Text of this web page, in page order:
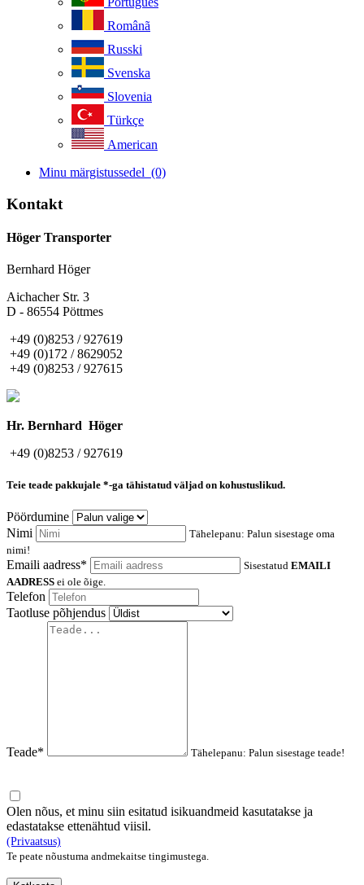
Românã
Russki
Svenska
Slovenia
Türkçe
American
Minu märgistussedel (0)
Kontakt
Höger Transporter
Bernhard Höger
Aichacher Str. 3
D - 86554 Pöttmes
+49 (0)8253 / 927619
+49 (0)172 / 8629052
+49 (0)8253 / 927615
Hr. Bernhard Höger
+49 (0)8253 / 927619
Teie teade pakkujale *-ga tähistatud väljad on kohustuslikud.
Pöördumine
Nimi
Tähelepanu: Palun sisestage oma
nimi!
Emaili aadress* Sisestatud EMAILI
AADRESS ei ole õige.
Telefon
Taotluse põhjendus
Teade* Tähelepanu: Palun sisestage teade!
Olen nõus, et minu siin esitatud isikuandmeid kasutatakse ja
edastatakse ettenähtud viisil.
(Privaatsus)
Te peate nõustuma andmekaitse tingimustega.